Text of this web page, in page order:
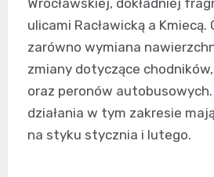
ulicami Racławicką a Kmiecą.
zarówno wymiana
zmiany dotyczące
oraz peronów
działania w tym zakresie
na styku stycznia i lutego.